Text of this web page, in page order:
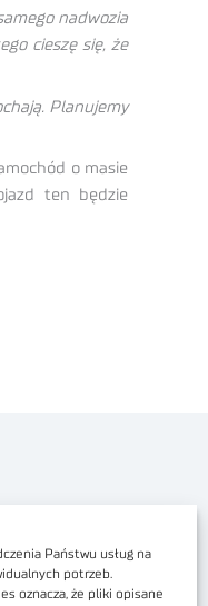
Państwu usług na
potrzeb.
oznacza, że pliki opisane
nadwozia
cieszę się, że
Planujemy
o masie
ten będzie